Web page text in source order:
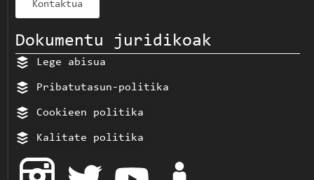
Kontaktua
Dokumentu juridikoak
Lege abisua
Pribatutasun-politika
Cookieen politika
Kalitate politika